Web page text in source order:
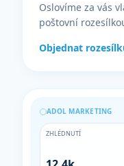
Oslovíme za vás
poštovní
Objednat
ADOL MARKETING
ZHLÉDNUTÍ